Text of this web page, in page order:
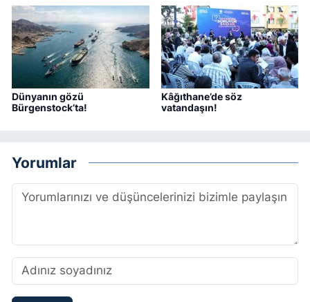
Dünyanın gözü
Bürgenstock’ta!
Kâğıthane’de söz
vatandaşın!
Yorumlar